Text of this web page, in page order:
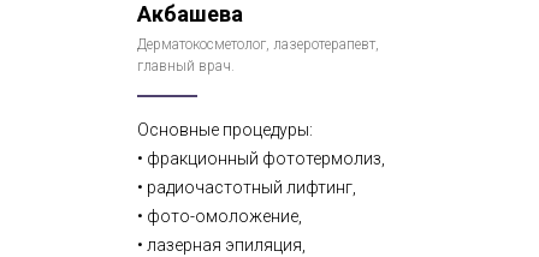
Акбашева
Дерматокосметолог, лазеротерапевт,
главный врач.
Основные процедуры:
• фракционный фототермолиз,
• радиочастотный лифтинг,
• фото-омоложение,
• лазерная эпиляция,